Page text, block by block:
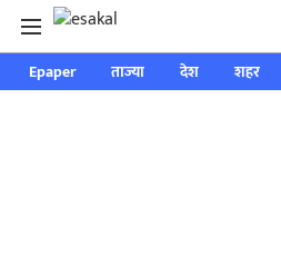
Epaper ताज्या देश शहर